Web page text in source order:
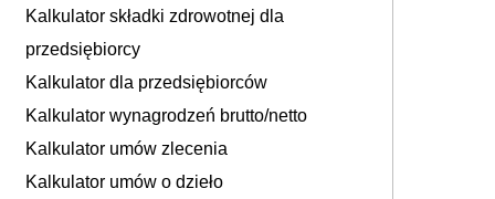
Kalkulator składki zdrowotnej dla
przedsiębiorcy
Kalkulator dla przedsiębiorców
Kalkulator wynagrodzeń brutto/netto
Kalkulator umów zlecenia
Kalkulator umów o dzieło